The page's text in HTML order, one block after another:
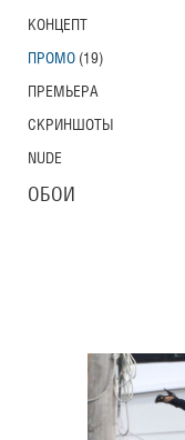
КОНЦЕПТ
ПРОМО (19)
ПРЕМЬЕРА
СКРИНШОТЫ
NUDE
ОБОИ